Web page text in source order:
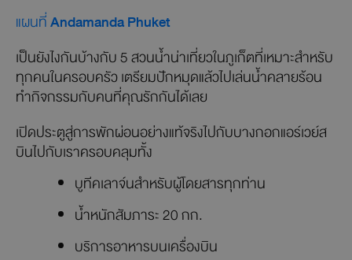
แผนที่Andamanda Phuket
เป็นยังไงกันบ้างกับ 5 สวนน้ำน่าเที่ยวในภูเก็ตที่เหมาะสำหรับ
ทุกคนในครอบครัว เตรียมปักหมุดแล้วไปเล่นน้ำคลายร้อน
ทำกิจกรรมกับคนที่คุณรักกันได้เลย
เปิดประตูสู่การพักผ่อนอย่างแท้จริงไปกับบางกอกแอร์เวย์ส
บินไปกับเราครอบคลุมทั้ง
บูทีคเลาจ์นสำหรับผู้โดยสารทุกท่าน
น้ำหนักสัมภาระ 20 กก.
บริการอาหารบนเครื่องบิน